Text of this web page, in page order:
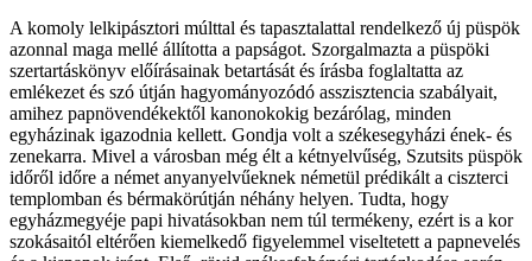
A komoly lelkipásztori múlttal és tapasztalattal rendelkező új püspök
azonnal maga mellé állította a papságot. Szorgalmazta a püspöki
szertartáskönyv előírásainak betartását és írásba foglaltatta az
emlékezet és szó útján hagyományozódó asszisztencia szabályait,
amihez papnövendékektől kanonokokig bezárólag, minden
egyházinak igazodnia kellett. Gondja volt a székesegyházi ének- és
zenekarra. Mivel a városban még élt a kétnyelvűség, Szutsits püspök
időről időre a német anyanyelvűeknek németül prédikált a ciszterci
templomban és bérmakörútján néhány helyen. Tudta, hogy
egyházmegyéje papi hivatásokban nem túl termékeny, ezért is a kor
szokásaitól eltérően kiemelkedő figyelemmel viseltetett a papnevelés